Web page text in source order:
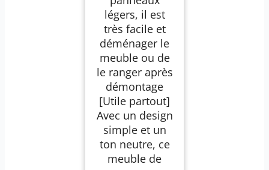
légers, il est
très facile et
déménager le
meuble ou de
le ranger après
démontage
[Utile partout]
Avec un design
simple et un
ton neutre, ce
meuble de